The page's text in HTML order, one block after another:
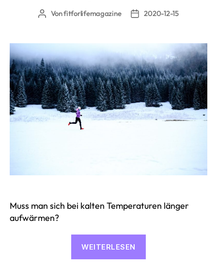
Beitragsautor
Vonfitforlifemagazine Beitragsdatum
2020-12-15
Muss man sich bei kalten Temperaturen länger
aufwärmen?
WEITERLESEN